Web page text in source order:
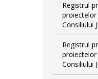
Registrul
Consiliului
Registrul
Consiliului